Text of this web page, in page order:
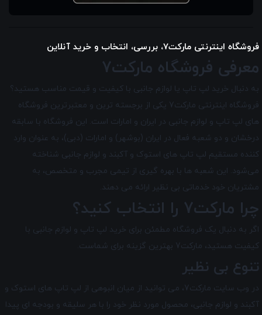
فروشگاه اینترنتی مارکت7، بررسی، انتخاب و خرید آنلاین
معرفی فروشگاه مارکت7
به دنبال خرید لپ تاپ یا لوازم جانبی با کیفیت و قیمت مناسب هستید؟
فروشگاه اینترنتی مارکت7 یکی از برجسته ترین و معتبرترین فروشگاه
های لپ تاپ و لوازم جانبی در ایران و امارات است. این فروشگاه با سابقه
درخشان و دو شعبه فعال در ایران (بوشهر) و امارات (دبی)، به عنوان وارد
کننده مستقیم لپ تاپ های استوک و آکبند و لوازم جانبی شناخته
می‌شود. این شعبه ها با بهره گیری از تیمی مجرب و متخصص، به
مشتریان خود خدماتی بی نظیر ارائه می دهند.
چرا مارکت7 را انتخاب کنید؟
اگر به دنبال یک فروشگاه مطمئن برای خرید لپ تاپ و لوازم جانبی با
کیفیت هستید، مارکت7 بهترین گزینه برای شماست.
تنوع بی نظیر
در وب سایت مارکت7، می توانید از میان انبوهی از لپ تاپ های استوک و
آکبند و لوازم جانبی، محصول مورد نظر خود را با هر سلیقه و بودجه ای پیدا